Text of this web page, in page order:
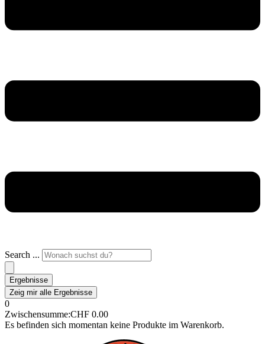
Search ...
Ergebnisse
Zeig mir alle Ergebnisse
0
Zwischensumme:CHF 0.00
Es befinden sich momentan keine Produkte im Warenkorb.